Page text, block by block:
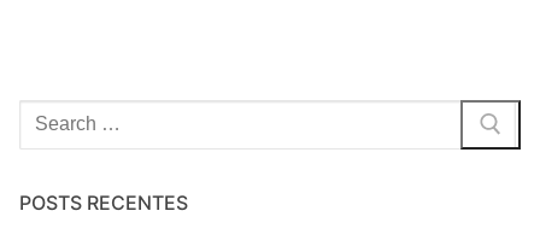
Pesquisar
por:
POSTS RECENTES